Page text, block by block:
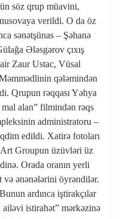
söz qrup müavini,
verildi. O da öz
sənətşünas – Şəhanə
Ələsgərov çıxış
Zaur Ustac, Vüsal
qələmindən
Qrupun rəqqası Yəhya
mal alan” filmindən rəqs
administratoru –
edildi. Xatirə fotoları
Groupun üzüvləri üz
Orada oranın yerli
və ənənələrini öyrəndilər.
ardınca iştirakçılar
ailəvi istirahət” mərkəzinə